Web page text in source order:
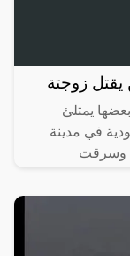
زوجتة
يمتلئ
في مدينة
وسرقت